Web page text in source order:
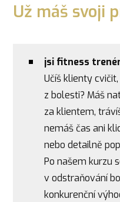
Už máš svoji
jsi fitness
Učíš klienty
z bolesti? Máš
za klientem,
nemáš čas ani
nebo detailně
Po našem kurzu
v odstraňování
konkurenční